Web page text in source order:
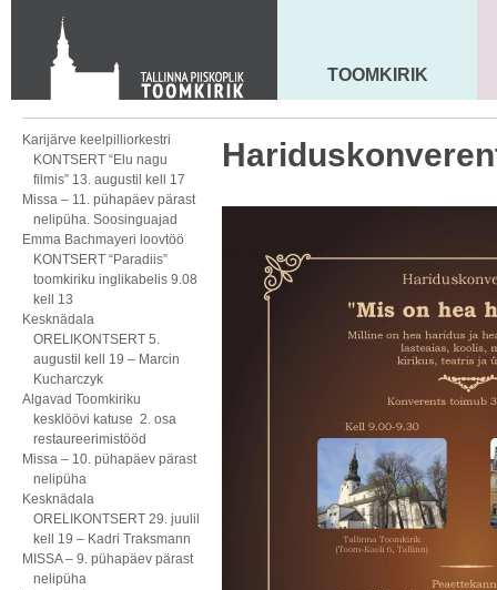
KONTAKT
Toom-Kooli 6, 10130 TALLINN
tallinna.toom@eelk.ee
MAARJA KIRIK
TOOMKIRIK
Karijärve keelpilliorkestri
KONTSERT “Elu nagu
filmis” 13. augustil kell 17
Missa – 11. pühapäev pärast
nelipüha. Soosinguajad
Emma Bachmayeri loovtöö
KONTSERT “Paradiis”
toomkiriku inglikabelis 9.08
kell 13
Kesknädala
ORELIKONTSERT 5.
augustil kell 19 – Marcin
Kucharczyk
Algavad Toomkiriku
kesklöövi katuse 2. osa
restaureerimistööd
Missa – 10. pühapäev pärast
nelipüha
Kesknädala
ORELIKONTSERT 29. juulil
kell 19 – Kadri Traksmann
MISSA – 9. pühapäev pärast
nelipüha